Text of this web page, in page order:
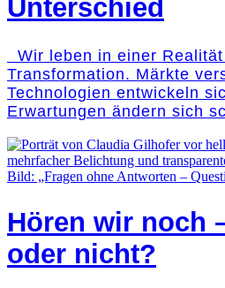
Unterschied
Wir leben in einer
Transformation. Märkte
Technologien entwickeln
Erwartungen ändern sich
Hören wir noch
oder nicht?